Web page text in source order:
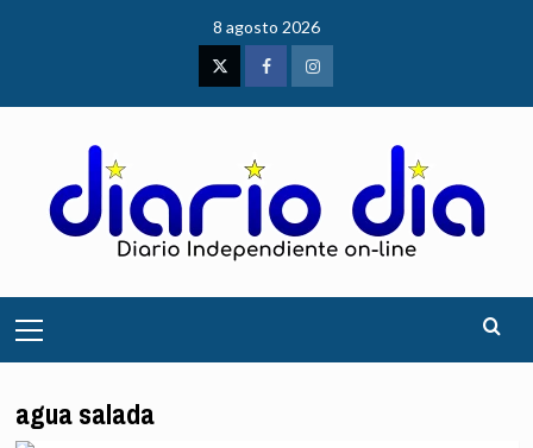
8 agosto 2026
TwitterFacebookInstagram
principal
agua salada